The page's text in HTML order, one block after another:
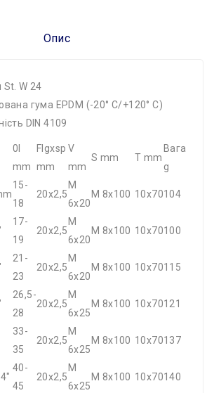
Опис
St. W 24
гума EPDM (-20° C/+120° C)
DIN 4109
0І
mm
Flgxsp
mm
V
mm
S mm T mm
Вага
g
15-
18
20x2,5
M
6x20
M 8x100 10x70104
17-
19
20x2,5
M
6x20
M 8x100 10x70100
21-
23
20x2,5
M
6x20
M 8x100 10x70115
26,5-
28
20x2,5
M
6x25
M 8x100 10x70121
33-
35
20x2,5
M
6x25
M 8x100 10x70137
40-
45
20x2,5
M
6x25
M 8x100 10x70140